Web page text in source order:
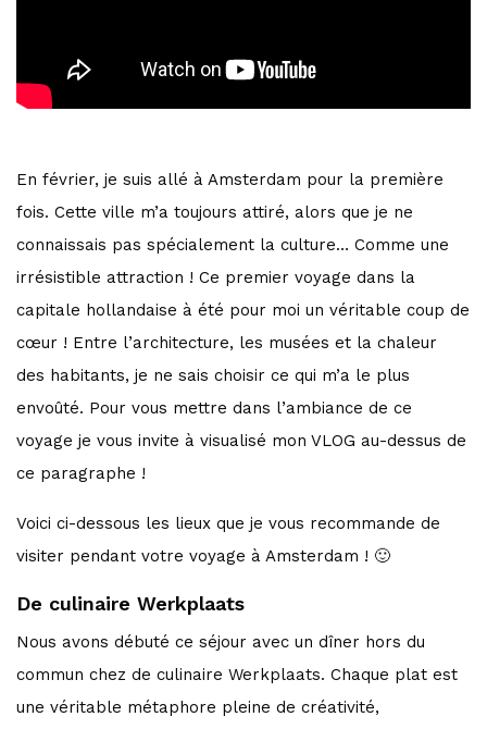
En février, je suis allé à Amsterdam pour la première
fois. Cette ville m’a toujours attiré, alors que je ne
connaissais pas spécialement la culture… Comme une
irrésistible attraction ! Ce premier voyage dans la
capitale hollandaise à été pour moi un véritable coup de
cœur ! Entre l’architecture, les musées et la chaleur
des habitants, je ne sais choisir ce qui m’a le plus
envoûté. Pour vous mettre dans l’ambiance de ce
voyage je vous invite à visualisé mon VLOG au-dessus de
ce paragraphe !
Voici ci-dessous les lieux que je vous recommande de
visiter pendant votre voyage à Amsterdam ! 🙂
De culinaire Werkplaats
Nous avons débuté ce séjour avec un dîner hors du
commun chez de culinaire Werkplaats. Chaque plat est
une véritable métaphore pleine de créativité,